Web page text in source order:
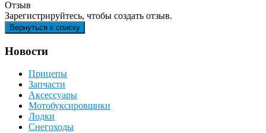
Отзыв
Зарегистрируйтесь, чтобы создать отзыв.
Новости
Прицепы
Запчасти
Аксессуары
Мотобуксировщики
Лодки
Снегоходы